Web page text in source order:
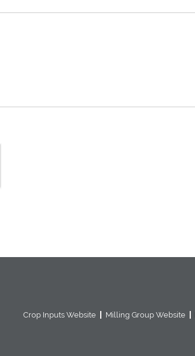
Crop Inputs Website Milling Group Website